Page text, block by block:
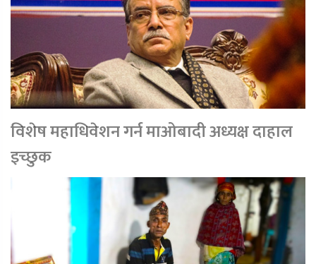
विशेष महाधिवेशन गर्न माओबादी अध्यक्ष दाहाल
इच्छुक